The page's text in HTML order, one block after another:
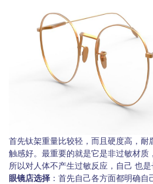
首先钛架重量比较轻，而且硬度高，耐
触感好。最重要的就是它是非过敏材质
所以对人体不产生过敏反应，自己 也是
眼镜店选择 ：首先自己各方面都明确